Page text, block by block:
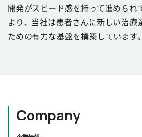
開発がスピード感を持って進められ
より、当社は患者さんに新しい治療
ための有力な基盤を構築しています。
Company